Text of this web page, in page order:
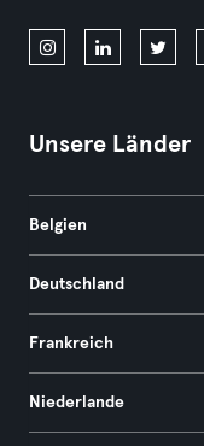
Unsere Länder
Belgien
Deutschland
Frankreich
Niederlande